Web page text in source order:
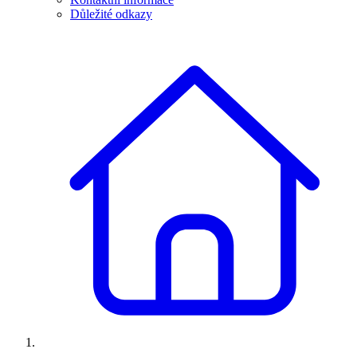
Důležité odkazy